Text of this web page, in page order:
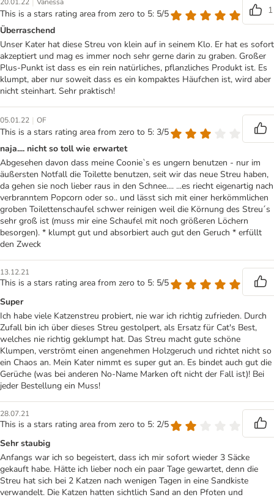
This is a stars rating area from zero to 5: 5/5
1
Überraschend
Unser Kater hat diese Streu von klein auf in seinem Klo. Er hat es sofort
akzeptiert und mag es immer noch sehr gerne darin zu graben. Großer
Plus-Punkt ist dass es ein rein natürliches, pflanzliches Produkt ist. Es
klumpt, aber nur soweit dass es ein kompaktes Häufchen ist, wird aber
nicht steinhart. Sehr praktisch!
05.01.22 | OF
This is a stars rating area from zero to 5: 3/5
naja.... nicht so toll wie erwartet
Abgesehen davon dass meine Coonie`s es ungern benutzen - nur im
äußersten Notfall die Toilette benutzen, seit wir das neue Streu haben,
da gehen sie noch lieber raus in den Schnee.... ...es riecht eigenartig nach
verbranntem Popcorn oder so.. und lässt sich mit einer herkömmlichen
groben Toilettenschaufel schwer reinigen weil die Körnung des Streu´s
sehr groß ist (muss mir eine Schaufel mit noch größeren Löchern
besorgen). * klumpt gut und absorbiert auch gut den Geruch * erfüllt
den Zweck
13.12.21
This is a stars rating area from zero to 5: 5/5
Super
Ich habe viele Katzenstreu probiert, nie war ich richtig zufrieden. Durch
Zufall bin ich über dieses Streu gestolpert, als Ersatz für Cat's Best,
welches nie richtig geklumpt hat. Das Streu macht gute schöne
Klumpen, verströmt einen angenehmen Holzgeruch und richtet nicht so
ein Chaos an. Mein Kater nimmt es super gut an. Es bindet auch gut die
Gerüche (was bei anderen No-Name Marken oft nicht der Fall ist)! Bei
jeder Bestellung ein Muss!
28.07.21
This is a stars rating area from zero to 5: 2/5
Sehr staubig
Anfangs war ich so begeistert, dass ich mir sofort wieder 3 Säcke
gekauft habe. Hätte ich lieber noch ein paar Tage gewartet, denn die
Streu hat sich bei 2 Katzen nach wenigen Tagen in eine Sandkiste
verwandelt. Die Katzen hatten sichtlich Sand an den Pfoten und